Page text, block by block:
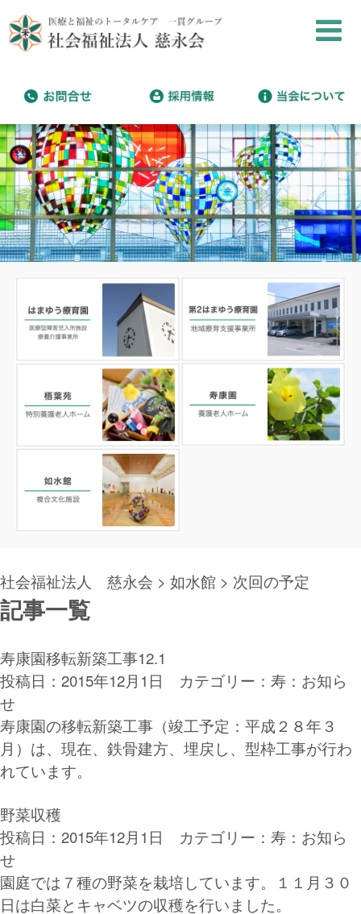
社会福祉法人 慈永会 > 如水館 > 次回の予定
記事一覧
寿康園移転新築工事12.1
投稿日：2015年12月1日 カテゴリー： 寿：お知ら
せ
寿康園の移転新築工事（竣工予定：平成２８年３
月）は、現在、鉄骨建方、埋戻し、型枠工事が行わ
れています。
野菜収穫
投稿日：2015年12月1日 カテゴリー： 寿：お知ら
せ
園庭では７種の野菜を栽培しています。１１月３０
日は白菜とキャベツの収穫を行いました。